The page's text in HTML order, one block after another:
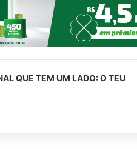
QUE TEM UM LADO: O TEU